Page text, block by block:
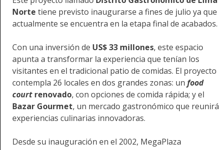
Norte tiene previsto inaugurarse a fines de julio ya que
actualmente se encuentra en la etapa final de acabados.
Con una inversión de US$ 33 millones, este espacio
apunta a transformar la experiencia que tenían los
visitantes en el tradicional patio de comidas. El proyecto
contempla 26 locales en dos grandes zonas: un food
court renovado, con opciones de comida rápida; y el
Bazar Gourmet, un mercado gastronómico que reunirá
experiencias culinarias innovadoras.
Desde su inauguración en el 2002, MegaPlaza